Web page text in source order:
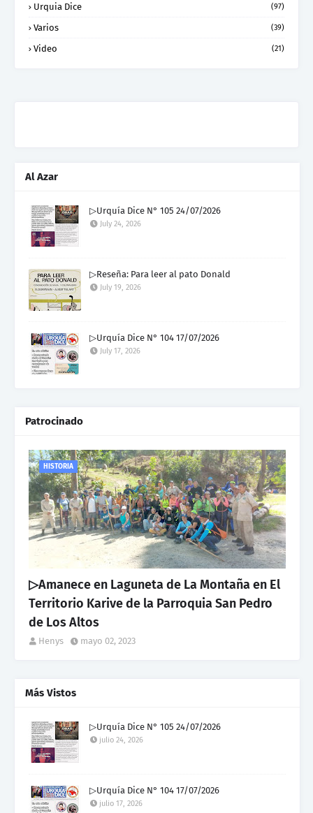
Urquia Dice (97)
Varios (39)
Video (21)
Al Azar
▷Urquía Dice N° 105 24/07/2026
July 24, 2026
▷Reseña: Para leer al pato Donald
July 19, 2026
▷Urquía Dice N° 104 17/07/2026
July 17, 2026
Patrocinado
HISTORIA
▷Amanece en Laguneta de La Montaña en El
Territorio Karive de la Parroquia San Pedro
de Los Altos
Henys mayo 02, 2023
Más Vistos
▷Urquía Dice N° 105 24/07/2026
julio 24, 2026
▷Urquía Dice N° 104 17/07/2026
julio 17, 2026